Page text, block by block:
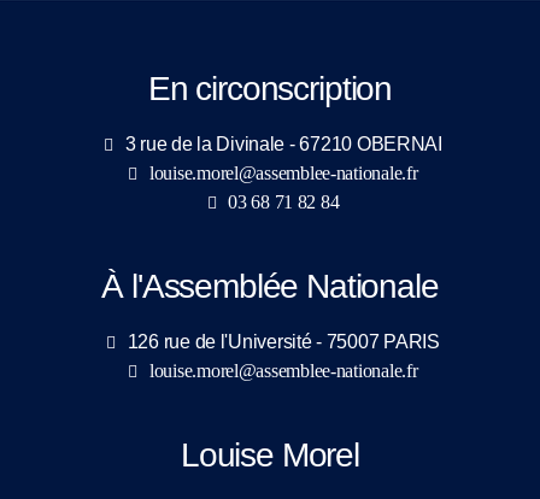
En circonscription
3 rue de la Divinale - 67210 OBERNAI
louise.morel@assemblee-nationale.fr
03 68 71 82 84
À l'Assemblée Nationale
126 rue de l'Université - 75007 PARIS
louise.morel@assemblee-nationale.fr
Louise Morel